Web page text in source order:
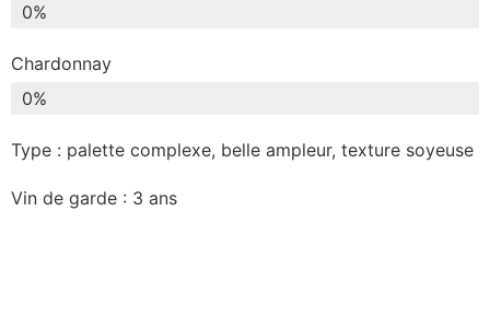
0%
Chardonnay
0%
Type : palette complexe, belle ampleur, texture soyeuse
Vin de garde : 3 ans